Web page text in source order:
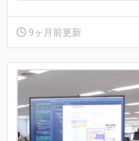
9ヶ月前更新